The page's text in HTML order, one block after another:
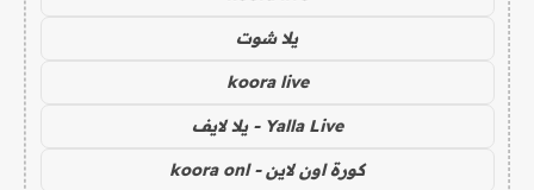
يلا شوت
koora live
Yalla Live - يلا لايف
كورة اون لاين - koora onl